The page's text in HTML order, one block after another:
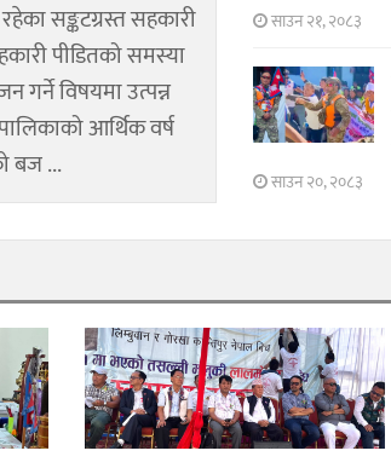
सङ्कटग्रस्त सहकारी
पीडितको समस्या
गर्ने विषयमा उत्पन्न
आर्थिक वर्ष
बज ...
साउन २१, २०८३
साउन २०, २०८३